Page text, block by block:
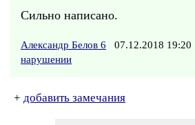
Сильно написано.
Александр Белов 6 07.12.2018 19:20
нарушении
+ добавить замечания